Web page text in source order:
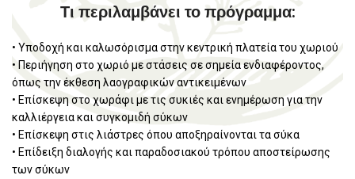
Τι περιλαμβάνει το πρόγραμμα:
• Υποδοχή και καλωσόρισμα στην κεντρική πλατεία του χωριού
• Περιήγηση στο χωριό με στάσεις σε σημεία ενδιαφέροντος,
όπως την έκθεση λαογραφικών αντικειμένων
• Επίσκεψη στο χωράφι με τις συκιές και ενημέρωση για την
καλλιέργεια και συγκομιδή σύκων
• Επίσκεψη στις λιάστρες όπου αποξηραίνονται τα σύκα
• Επίδειξη διαλογής και παραδοσιακού τρόπου αποστείρωσης
των σύκων